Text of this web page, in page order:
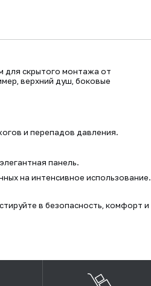
для скрытого монтажа от
верхний душ, боковые
и перепадов давления.
панель.
на интенсивное использование.
в безопасность, комфорт и